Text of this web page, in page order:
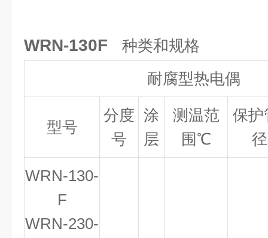
WRN-130F 种类和规格
耐腐型热电偶
型号
分度
号
涂
层
测温范
围℃
保护
WRN-130-
F
WRN-230-